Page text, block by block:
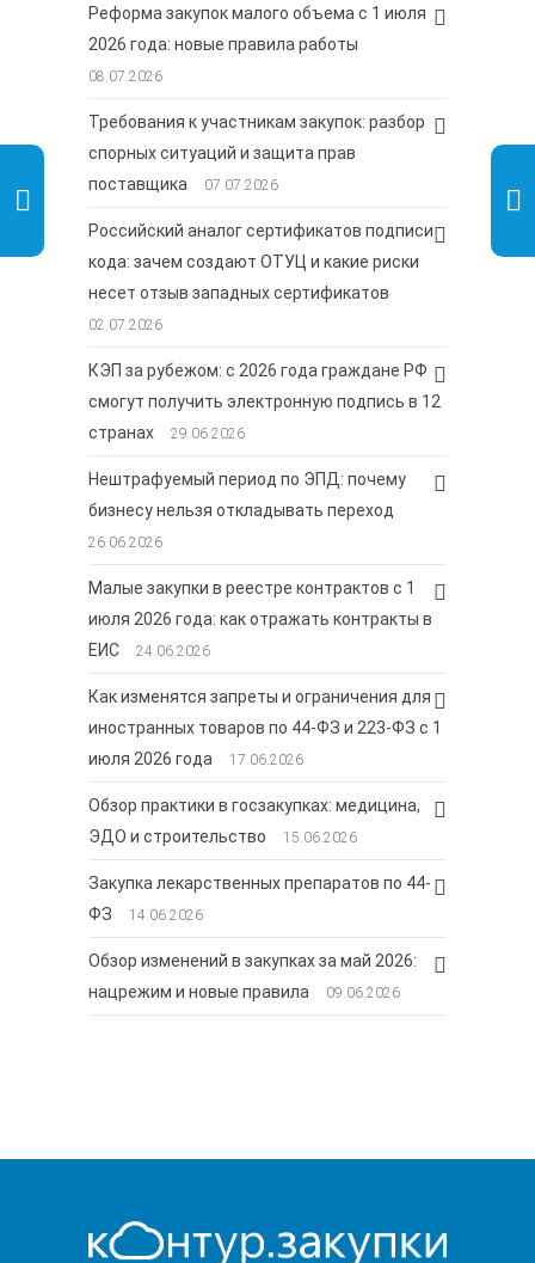
Реформа закупок малого объема с 1 июля
2026 года: новые правила работы
08.07.2026
Требования к участникам закупок: разбор
спорных ситуаций и защита прав
поставщика
07.07.2026
Российский аналог сертификатов подписи
кода: зачем создают ОТУЦ и какие риски
несет отзыв западных сертификатов
02.07.2026
КЭП за рубежом: с 2026 года граждане РФ
смогут получить электронную подпись в 12
странах
29.06.2026
Нештрафуемый период по ЭПД: почему
бизнесу нельзя откладывать переход
26.06.2026
Малые закупки в реестре контрактов с 1
июля 2026 года: как отражать контракты в
ЕИС
24.06.2026
Как изменятся запреты и ограничения для
иностранных товаров по 44-ФЗ и 223-ФЗ с 1
июля 2026 года
17.06.2026
Обзор практики в госзакупках: медицина,
ЭДО и строительство
15.06.2026
Закупка лекарственных препаратов по 44-
ФЗ
14.06.2026
Обзор изменений в закупках за май 2026:
нацрежим и новые правила
09.06.2026